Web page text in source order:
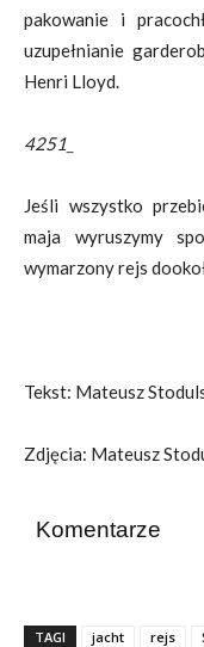
pakowanie i
uzupełnianie
Henri Lloyd.
4251_
Jeśli wszystko
maja wyruszymy
wymarzony rejs
Tekst: Mateusz
Zdjęcia: Mateusz
Komentarze
TAGI jacht rejs